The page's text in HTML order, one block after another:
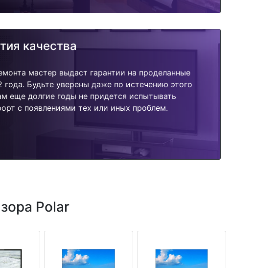
качества
мастер выдаст гарантии на проделанные
года. Будьте уверены даже по истечению этого
еще долгие годы не придется испытывать
с появлениями тех или иных проблем.
Polar